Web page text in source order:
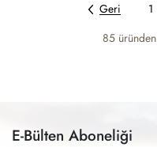
Geri 1
85 üründen
E-Bülten Aboneliği